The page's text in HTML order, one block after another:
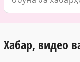
Хабар, видео